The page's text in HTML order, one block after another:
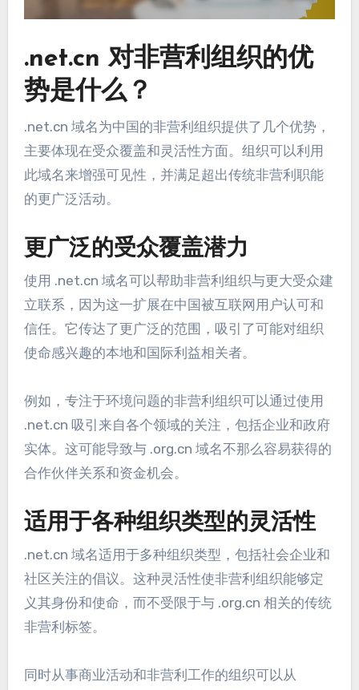
.net.cn 对非营利组织的优
势是什么？
.net.cn 域名为中国的非营利组织提供了几个优势，
主要体现在受众覆盖和灵活性方面。组织可以利用
此域名来增强可见性，并满足超出传统非营利职能
的更广泛活动。
更广泛的受众覆盖潜力
使用 .net.cn 域名可以帮助非营利组织与更大受众建
立联系，因为这一扩展在中国被互联网用户认可和
信任。它传达了更广泛的范围，吸引了可能对组织
使命感兴趣的本地和国际利益相关者。
例如，专注于环境问题的非营利组织可以通过使用
.net.cn 吸引来自各个领域的关注，包括企业和政府
实体。这可能导致与 .org.cn 域名不那么容易获得的
合作伙伴关系和资金机会。
适用于各种组织类型的灵活性
.net.cn 域名适用于多种组织类型，包括社会企业和
社区关注的倡议。这种灵活性使非营利组织能够定
义其身份和使命，而不受限于与 .org.cn 相关的传统
非营利标签。
同时从事商业活动和非营利工作的组织可以从